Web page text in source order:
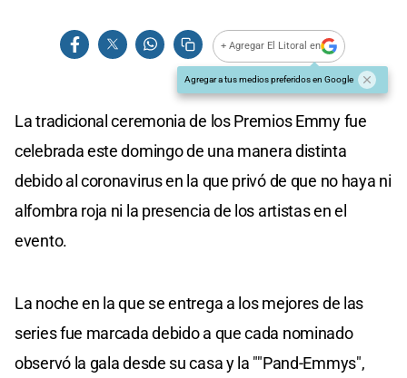
+ Agregar El Litoral en
Agregar a tus medios preferidos en Google
La tradicional ceremonia de los Premios Emmy fue
celebrada este domingo de una manera distinta
debido al coronavirus en la que privó de que no haya ni
alfombra roja ni la presencia de los artistas en el
evento.
La noche en la que se entrega a los mejores de las
series fue marcada debido a que cada nominado
observó la gala desde su casa y la ""Pand-Emmys",